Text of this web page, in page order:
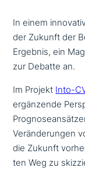
In einem
der Zukunft der
Ergebnis, ein
zur Debatte an.
Im Projekt Into-
ergän­zen­de
Veränderungen
die Zukunft
ten Weg zu